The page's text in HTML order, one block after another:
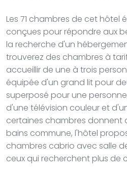
Les 71 chambres de cet hôtel
conçues pour répondre aux
la recherche d'un
trouverez des chambres à
accueillir de une à trois
équipée d'un grand lit pour
superposé pour une
d'une télévision couleur et
certaines chambres donnent
bains commune, l'hôtel
chambres cabrio avec salle
ceux qui recherchent plus de